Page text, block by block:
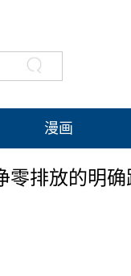
漫画
零排放的明确